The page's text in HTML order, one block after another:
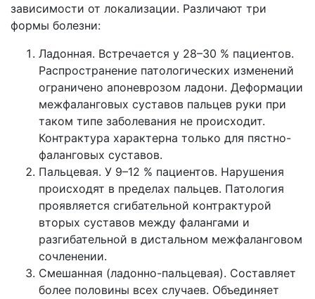
зависимости от локализации. Различают три
формы болезни:
Ладонная. Встречается у 28–30 % пациентов.
Распространение патологических изменений
ограничено апоневрозом ладони. Деформации
межфаланговых суставов пальцев руки при
таком типе заболевания не происходит.
Контрактура характерна только для пястно-
фаланговых суставов.
Пальцевая. У 9–12 % пациентов. Нарушения
происходят в пределах пальцев. Патология
проявляется сгибательной контрактурой
вторых суставов между фалангами и
разгибательной в дистальном межфаланговом
сочленении.
Смешанная (ладонно-пальцевая). Составляет
более половины всех случаев. Объединяет